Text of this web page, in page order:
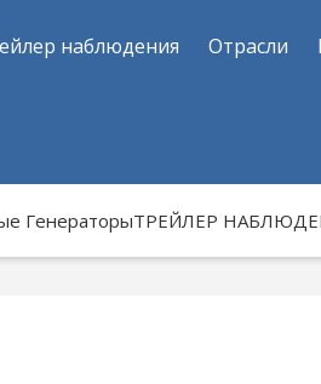
наблюдения Отрасли
ГенераторыТРЕЙЛЕР